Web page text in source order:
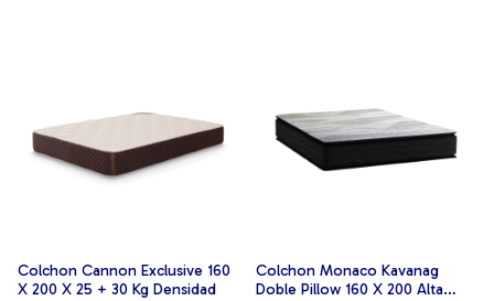
Colchon Cannon Exclusive 160
X 200 X 25 + 30 Kg Densidad
Colchon Monaco Kavanag
Doble Pillow 160 X 200 Alta